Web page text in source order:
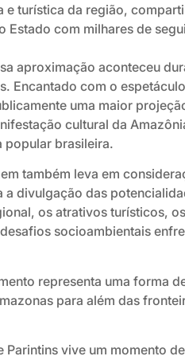
turística da região,
Estado com milhares de
aproximação aconteceu
Encantado com o
uma maior
cultural da
popular brasileira.
também leva em
divulgação das
os atrativos turísticos,
socioambientais
representa uma forma
para além das
vive um momento